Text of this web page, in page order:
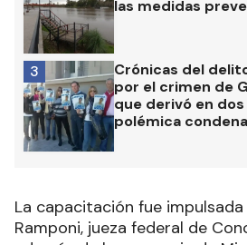
las medidas
Crónicas del
por el crimen de
que derivó en
polémica condena
3
La capacitación fue
Ramponi, jueza federal de